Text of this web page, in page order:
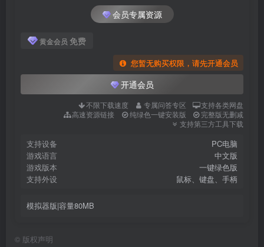
会员专属资源
黄金会员 免费
您暂无购买权限，请先开通会员
开通会员
不限下载速度 专属问答专区
支持各类网盘
高速资源链接
纯绿色一键安装版
完整版无删减
支持第三方工具下载
支持设备
PC电脑
游戏语言
中文版
游戏版本
一键绿色版
支持外设
鼠标、键盘、手柄
模拟器版|容量80MB
© 版权声明